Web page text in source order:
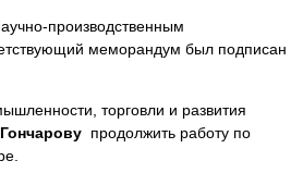
производственным
меморандум был подписан
торговли и развития
продолжить работу по